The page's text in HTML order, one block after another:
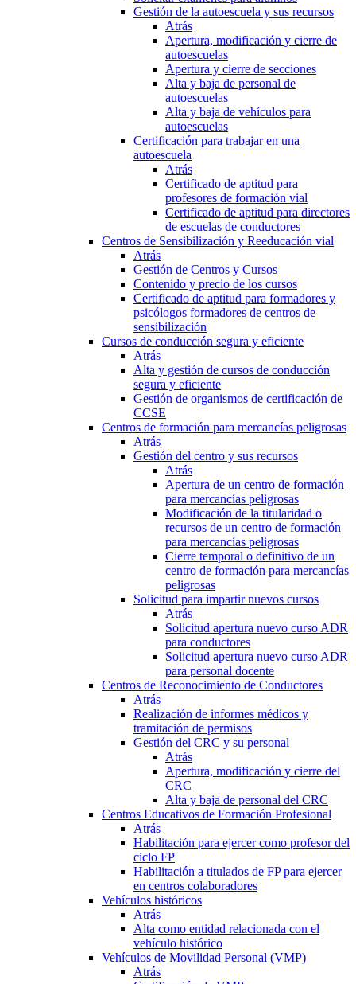
Gestión de la autoescuela y sus recursos
Atrás
Apertura, modificación y cierre de
autoescuelas
Apertura y cierre de secciones
Alta y baja de personal de
autoescuelas
Alta y baja de vehículos para
autoescuelas
Certificación para trabajar en una
autoescuela
Atrás
Certificado de aptitud para
profesores de formación vial
Certificado de aptitud para directores
de escuelas de conductores
Centros de Sensibilización y Reeducación vial
Atrás
Gestión de Centros y Cursos
Contenido y precio de los cursos
Certificado de aptitud para formadores y
psicólogos formadores de centros de
sensibilización
Cursos de conducción segura y eficiente
Atrás
Alta y gestión de cursos de conducción
segura y eficiente
Gestión de organismos de certificación de
CCSE
Centros de formación para mercancías peligrosas
Atrás
Gestión del centro y sus recursos
Atrás
Apertura de un centro de formación
para mercancías peligrosas
Modificación de la titularidad o
recursos de un centro de formación
para mercancías peligrosas
Cierre temporal o definitivo de un
centro de formación para mercancías
peligrosas
Solicitud para impartir nuevos cursos
Atrás
Solicitud apertura nuevo curso ADR
para conductores
Solicitud apertura nuevo curso ADR
para personal docente
Centros de Reconocimiento de Conductores
Atrás
Realización de informes médicos y
tramitación de permisos
Gestión del CRC y su personal
Atrás
Apertura, modificación y cierre del
CRC
Alta y baja de personal del CRC
Centros Educativos de Formación Profesional
Atrás
Habilitación para ejercer como profesor del
ciclo FP
Habilitación a titulados de FP para ejercer
en centros colaboradores
Vehículos históricos
Atrás
Alta como entidad relacionada con el
vehículo histórico
Vehículos de Movilidad Personal (VMP)
Atrás